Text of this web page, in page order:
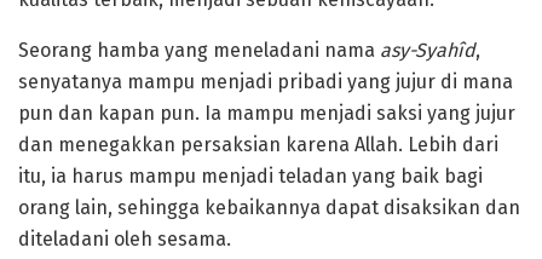
Seorang hamba yang meneladani nama asy-Syahîd,
senyatanya mampu menjadi pribadi yang jujur di mana
pun dan kapan pun. Ia mampu menjadi saksi yang jujur
dan menegakkan persaksian karena Allah. Lebih dari
itu, ia harus mampu menjadi teladan yang baik bagi
orang lain, sehingga kebaikannya dapat disaksikan dan
diteladani oleh sesama.